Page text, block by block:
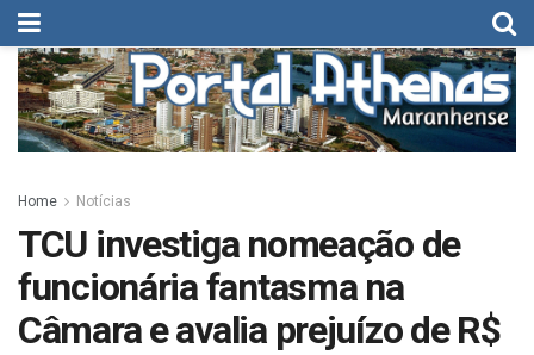
Home Notícias
TCU investiga nomeação de
funcionária fantasma na
Câmara e avalia prejuízo de R$